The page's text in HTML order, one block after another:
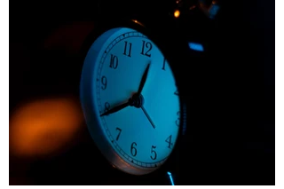
destaque para as pressões exercidas
sobre docentes classificadores para
alterarem ou prescindirem de períodos
de férias previamente aprovados.
Segundo os relatos recebidos, diversos
professores foram instados por direções
de agrupamentos e escolas a desloc